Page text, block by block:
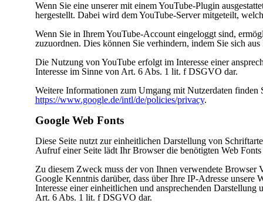
Wenn Sie eine unserer mit einem YouTube-Plugin
hergestellt. Dabei wird dem YouTube-Server mitgeteilt,
Wenn Sie in Ihrem YouTube-Account eingeloggt sind,
zuzuordnen. Dies können Sie verhindern, indem Sie sich
Die Nutzung von YouTube erfolgt im Interesse einer
Interesse im Sinne von Art. 6 Abs. 1 lit. f DSGVO dar.
Weitere Informationen zum Umgang mit Nutzerdaten
https://www.google.de/intl/de/policies/privacy.
Google Web Fonts
Diese Seite nutzt zur einheitlichen Darstellung von
Aufruf einer Seite lädt Ihr Browser die benötigten Web
Zu diesem Zweck muss der von Ihnen verwendete
Google Kenntnis darüber, dass über Ihre IP-Adresse
Interesse einer einheitlichen und ansprechenden
Art. 6 Abs. 1 lit. f DSGVO dar.